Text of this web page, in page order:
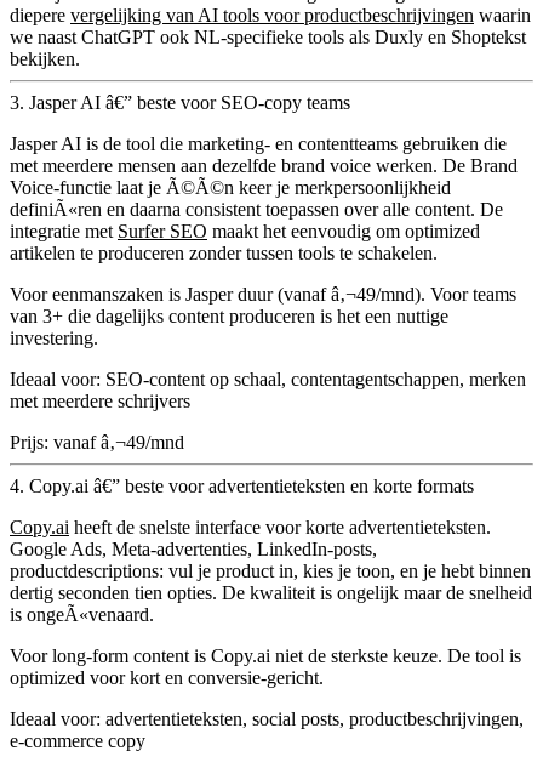
diepere vergelijking van AI tools voor productbeschrijvingen waarin
we naast ChatGPT ook NL-specifieke tools als Duxly en Shoptekst
bekijken.
3. Jasper AI â€” beste voor SEO-copy teams
Jasper AI is de tool die marketing- en contentteams gebruiken die
met meerdere mensen aan dezelfde brand voice werken. De Brand
Voice-functie laat je Ã©Ã©n keer je merkpersoonlijkheid
definiÃ«ren en daarna consistent toepassen over alle content. De
integratie met Surfer SEO maakt het eenvoudig om optimized
artikelen te produceren zonder tussen tools te schakelen.
Voor eenmanszaken is Jasper duur (vanaf â‚¬49/mnd). Voor teams
van 3+ die dagelijks content produceren is het een nuttige
investering.
Ideaal voor: SEO-content op schaal, contentagentschappen, merken
met meerdere schrijvers
Prijs: vanaf â‚¬49/mnd
4. Copy.ai â€” beste voor advertentieteksten en korte formats
Copy.ai heeft de snelste interface voor korte advertentieteksten.
Google Ads, Meta-advertenties, LinkedIn-posts,
productdescriptions: vul je product in, kies je toon, en je hebt binnen
dertig seconden tien opties. De kwaliteit is ongelijk maar de snelheid
is ongeÃ«venaard.
Voor long-form content is Copy.ai niet de sterkste keuze. De tool is
optimized voor kort en conversie-gericht.
Ideaal voor: advertentieteksten, social posts, productbeschrijvingen,
e-commerce copy